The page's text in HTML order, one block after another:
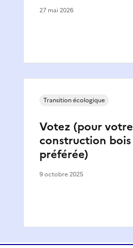
27 mai 2026
Votez (pour votre
construction bois
préférée)
Transition écologique
9 octobre 2025